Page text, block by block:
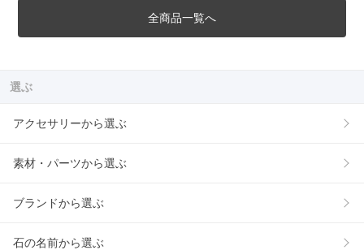
全商品一覧へ
選ぶ
アクセサリーから選ぶ
素材・パーツから選ぶ
ブランドから選ぶ
石の名前から選ぶ